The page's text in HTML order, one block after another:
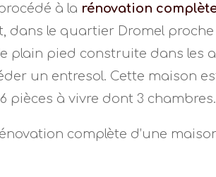
à la rénovation
dans le quartier Dromel
plain pied construite dans les
un entresol. Cette maison
pièces à vivre dont 3 chambres.
complète d’une